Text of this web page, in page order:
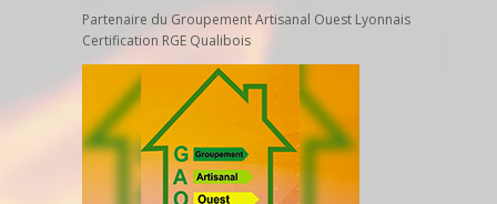
Partenaire du Groupement Artisanal Ouest Lyonnais
Certification RGE Qualibois